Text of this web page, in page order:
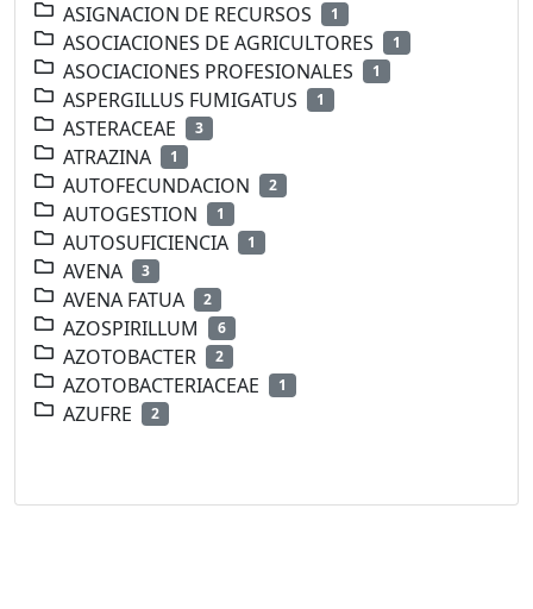
ASIGNACION DE RECURSOS 1
ASOCIACIONES DE AGRICULTORES 1
ASOCIACIONES PROFESIONALES 1
ASPERGILLUS FUMIGATUS 1
ASTERACEAE 3
ATRAZINA 1
AUTOFECUNDACION 2
AUTOGESTION 1
AUTOSUFICIENCIA 1
AVENA 3
AVENA FATUA 2
AZOSPIRILLUM 6
AZOTOBACTER 2
AZOTOBACTERIACEAE 1
AZUFRE 2